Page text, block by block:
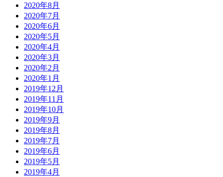
2020年8月
2020年7月
2020年6月
2020年5月
2020年4月
2020年3月
2020年2月
2020年1月
2019年12月
2019年11月
2019年10月
2019年9月
2019年8月
2019年7月
2019年6月
2019年5月
2019年4月